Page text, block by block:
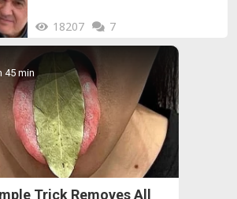
18207 7
45 min
Trick Removes All